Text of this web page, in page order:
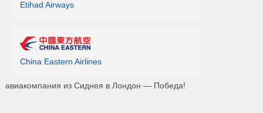
Etihad Airways
China Eastern Airlines
авиакомпания из Сиднея в Лондон — Победа!